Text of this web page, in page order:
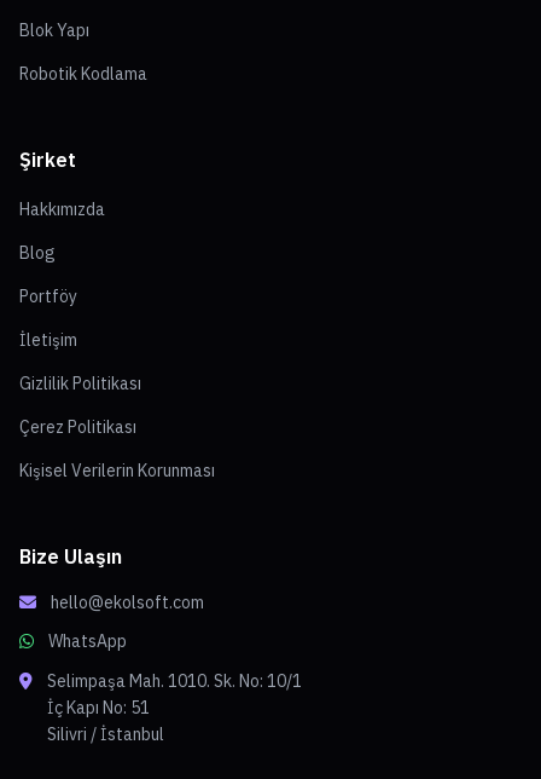
Blok Yapı
Robotik Kodlama
Şirket
Hakkımızda
Blog
Portföy
İletişim
Gizlilik Politikası
Çerez Politikası
Kişisel Verilerin Korunması
Bize Ulaşın
hello@ekolsoft.com
WhatsApp
Selimpaşa Mah. 1010. Sk. No: 10/1
İç Kapı No: 51
Silivri / İstanbul